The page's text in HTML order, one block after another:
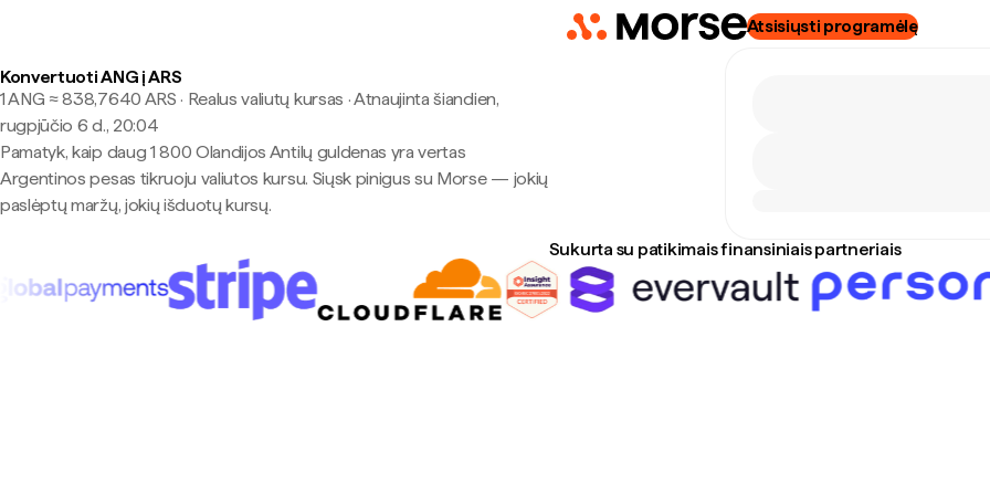
Atsisiųsti programėlę
Konvertuoti ANG į ARS
1 ANG ≈ 838,7640 ARS · Realus valiutų kursas ·Atnaujinta šiandien,
rugpjūčio 6 d., 20:04
Pamatyk, kaip daug 1 800 Olandijos Antilų guldenas yra vertas
Argentinos pesas tikruoju valiutos kursu. Siųsk pinigus su Morse — jokių
paslėptų maržų, jokių išduotų kursų.
Sukurta su patikimais finansiniais partneriais